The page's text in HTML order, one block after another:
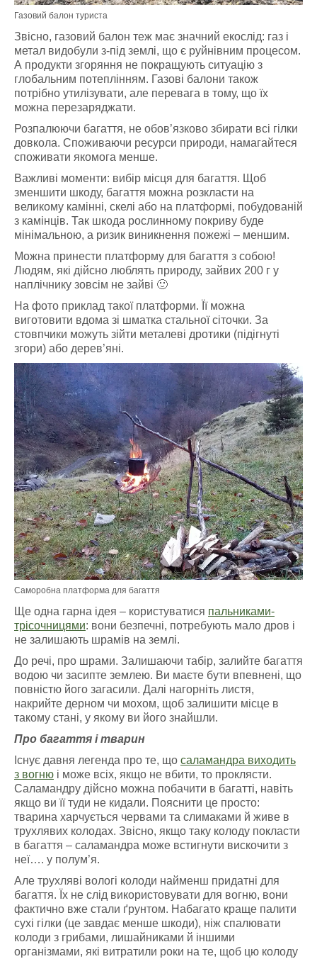
Газовий балон туриста
Звісно, газовий балон теж має значний екослід: газ і
метал видобули з-під землі, що є руйнівним процесом.
А продукти згоряння не покращують ситуацію з
глобальним потеплінням. Газові балони також
потрібно утилізувати, але перевага в тому, що їх
можна перезаряджати.
Розпалюючи багаття, не обов’язково збирати всі гілки
довкола. Споживаючи ресурси природи, намагайтеся
споживати якомога менше.
Важливі моменти: вибір місця для багаття. Щоб
зменшити шкоду, багаття можна розкласти на
великому камінні, скелі або на платформі, побудованій
з камінців. Так шкода рослинному покриву буде
мінімальною, а ризик виникнення пожежі – меншим.
Можна принести платформу для багаття з собою!
Людям, які дійсно люблять природу, зайвих 200 г у
наплічнику зовсім не зайві 🙂
На фото приклад такої платформи. Її можна
виготовити вдома зі шматка стальної сіточки. За
стовпчики можуть зійти металеві дротики (підігнуті
згори) або дерев’яні.
Саморобна платформа для багаття
Ще одна гарна ідея – користуватися пальниками-
трісочницями: вони безпечні, потребують мало дров і
не залишають шрамів на землі.
До речі, про шрами. Залишаючи табір, залийте багаття
водою чи засипте землею. Ви маєте бути впевнені, що
повністю його загасили. Далі нагорніть листя,
накрийте дерном чи мохом, щоб залишити місце в
такому стані, у якому ви його знайшли.
Про багаття і тварин
Існує давня легенда про те, що саламандра виходить
з вогню і може всіх, якщо не вбити, то проклясти.
Саламандру дійсно можна побачити в багатті, навіть
якщо ви її туди не кидали. Пояснити це просто:
тварина харчується червами та слимаками й живе в
трухлявих колодах. Звісно, якщо таку колоду покласти
в багаття – саламандра може встигнути вискочити з
неї…. у полум’я.
Але трухляві вологі колоди найменш придатні для
багаття. Їх не слід використовувати для вогню, вони
фактично вже стали ґрунтом. Набагато краще палити
сухі гілки (це завдає менше шкоди), ніж спалювати
колоди з грибами, лишайниками й іншими
організмами, які витратили роки на те, щоб цю колоду